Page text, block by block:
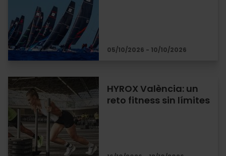
05/10/2026 - 10/10/2026
HYROX València: un
reto fitness sin límites